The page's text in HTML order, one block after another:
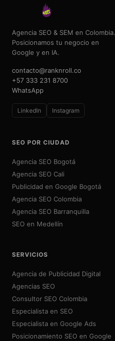
Agencia SEO & SEM en Colombia.
Posicionamos tu negocio en
Google y en IA.
contacto@ranknroll.co
+57 333 231 8700
WhatsApp
LinkedIn Instagram
SEO POR CIUDAD
Agencia SEO Bogotá
Agencia SEO Cali
Publicidad en Google Bogotá
Agencia SEO Colombia
Agencia SEO Barranquilla
SEO en Medellín
SERVICIOS
Agencia de Publicidad Digital
Agencias SEO
Consultor SEO Colombia
Especialista en SEO
Especialista en Google Ads
Posicionamiento SEO en Google